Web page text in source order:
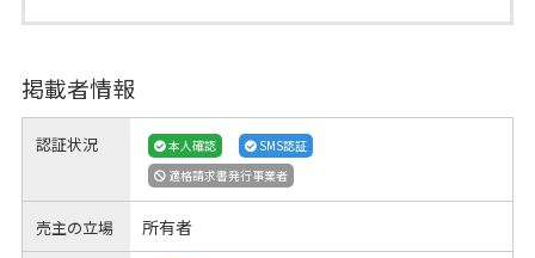
掲載者情報
認証状況 本人確認
SMS認証
適格請求書発行事業者
売主の立場 所有者